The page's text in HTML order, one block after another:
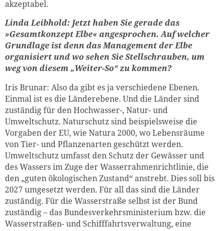
akzeptabel.
Linda Leibhold: Jetzt haben Sie gerade das
»Gesamtkonzept Elbe« angesprochen. Auf welcher
Grundlage ist denn das Management der Elbe
organisiert und wo sehen Sie Stellschrauben, um
weg von diesem „Weiter-So“ zu kommen?
Iris Brunar: Also da gibt es ja verschiedene Ebenen.
Einmal ist es die Länderebene. Und die Länder sind
zuständig für den Hochwasser-, Natur- und
Umweltschutz. Naturschutz sind beispielsweise die
Vorgaben der EU, wie Natura 2000, wo Lebensräume
von Tier- und Pflanzenarten geschützt werden.
Umweltschutz umfasst den Schutz der Gewässer und
des Wassers im Zuge der Wasserrahmenrichtlinie, die
den „guten ökologischen Zustand“ anstrebt. Dies soll bis
2027 umgesetzt werden. Für all das sind die Länder
zuständig. Für die Wasserstraße selbst ist der Bund
zuständig – das Bundesverkehrsministerium bzw. die
Wasserstraßen- und Schifffahrtsverwaltung, eine